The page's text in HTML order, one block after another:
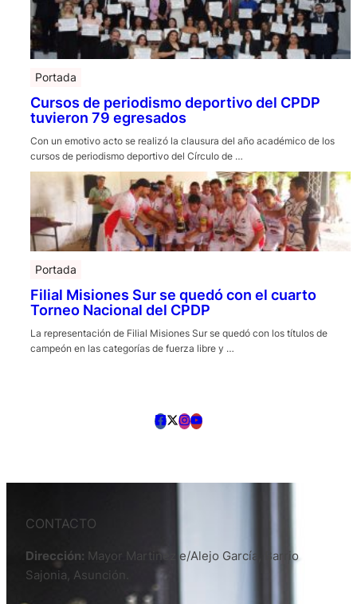
Portada
Cursos de periodismo deportivo del CPDP
tuvieron 79 egresados
Con un emotivo acto se realizó la clausura del año académico de los
cursos de periodismo deportivo del Círculo de …
Portada
Filial Misiones Sur se quedó con el cuarto
Torneo Nacional del CPDP
La representación de Filial Misiones Sur se quedó con los títulos de
campeón en las categorías de fuerza libre y …
CONTACTO
Dirección: Mayor Martinez e/Alejo García, Barrio
Sajonia, Asunción.